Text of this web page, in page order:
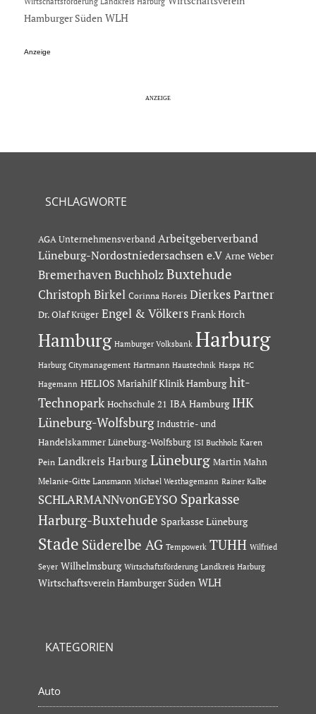
Hamburger Süden WLH
Anzeige
SCHLAGWORTE
AGA Unternehmensverband Arbeitgeberverband
Lüneburg-Nordostniedersachsen e.V Arne Weber
Bremerhaven Buchholz Buxtehude
Christoph Birkel Corinna Horeis Dierkes Partner
Dr. Olaf Krüger Engel & Völkers Frank Horch
Hamburg Hamburger Volksbank Harburg
Harburg Citymanagement Hartmann Haustechnik Haspa HC
Hagemann HELIOS Mariahilf Klinik Hamburg hit-
Technopark Hochschule 21 IBA Hamburg IHK
Lüneburg-Wolfsburg Industrie- und
Handelskammer Lüneburg-Wolfsburg ISI Buchholz Karen
Pein Landkreis Harburg Lüneburg Martin Mahn
Melanie-Gitte Lansmann Michael Westhagemann Rainer Kalbe
SCHLARMANNvonGEYSO Sparkasse
Harburg-Buxtehude Sparkasse Lüneburg
Stade Süderelbe AG Tempowerk TUHH Wilfried
Seyer Wilhelmsburg Wirtschaftsförderung Landkreis Harburg
Wirtschaftsverein Hamburger Süden WLH
KATEGORIEN
Auto